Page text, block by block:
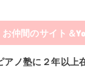
お仲間のサイト＆
アノ塾に２年以上